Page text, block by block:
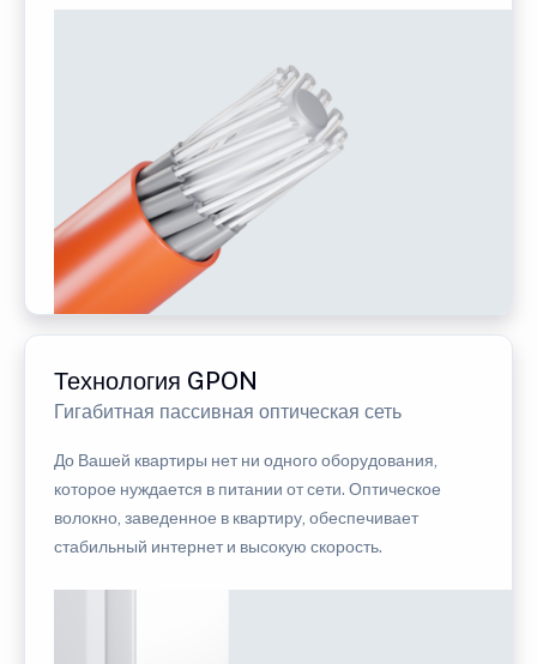
Технология GPON
Гигабитная пассивная оптическая сеть
До Вашей квартиры нет ни одного оборудования,
которое нуждается в питании от сети. Оптическое
волокно, заведенное в квартиру, обеспечивает
стабильный интернет и высокую скорость.